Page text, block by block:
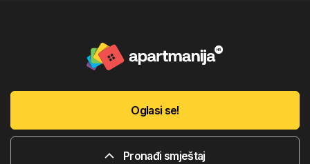
Oglasi se!
Pronađi smještaj